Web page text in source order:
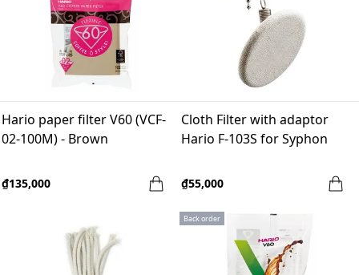
Hario paper filter V60 (VCF-
02-100M) - Brown
₫135,000
Cloth Filter with adaptor
Hario F-103S for Syphon
₫55,000
Back order